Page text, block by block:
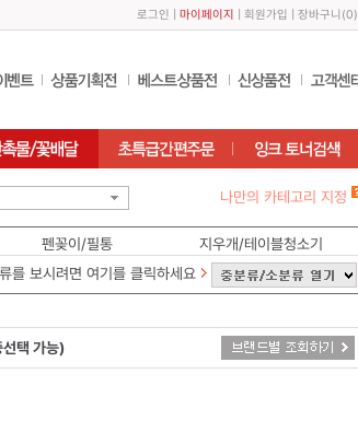
로그인 마이페이지 회원가입 장바구니 (0)
나만의 카테고리 지정
펜꽂이/필통
지우개/테이블청소기
를 보시려면 여기를 클릭하세요
선택 가능)